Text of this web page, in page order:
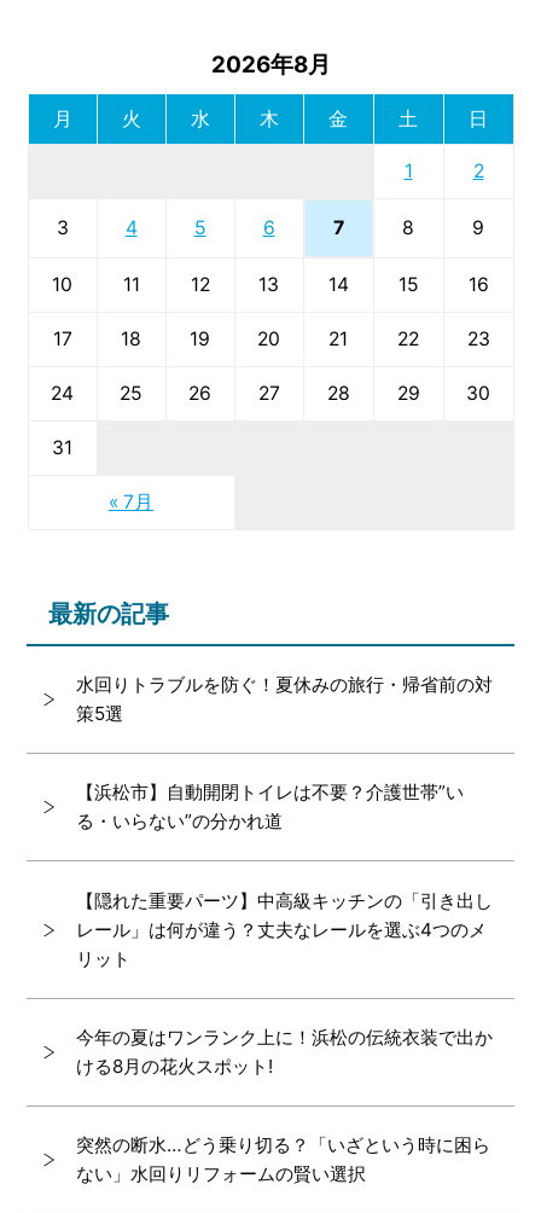
2026年8月
月 火 水 木 金 土 日
« 7月
1 2
3 4 5 6 7 8 9
10 11 12 13 14 15 16
17 18 19 20 21 22 23
24 25 26 27 28 29 30
31
最新の記事
水回りトラブルを防ぐ！夏休みの旅行・帰省前の対
策5選
【浜松市】自動開閉トイレは不要？介護世帯”い
る・いらない”の分かれ道
【隠れた重要パーツ】中高級キッチンの「引き出し
レール」は何が違う？丈夫なレールを選ぶ4つのメ
リット
今年の夏はワンランク上に！浜松の伝統衣装で出か
ける8月の花火スポット!
突然の断水…どう乗り切る？「いざという時に困ら
ない」水回りリフォームの賢い選択